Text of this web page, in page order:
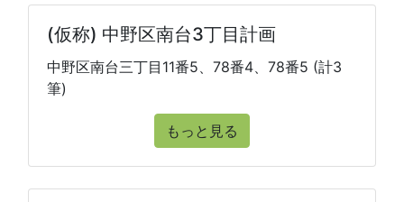
(仮称) 中野区南台3丁目計画
中野区南台三丁目11番5、78番4、78番5 (計3
筆)
もっと見る